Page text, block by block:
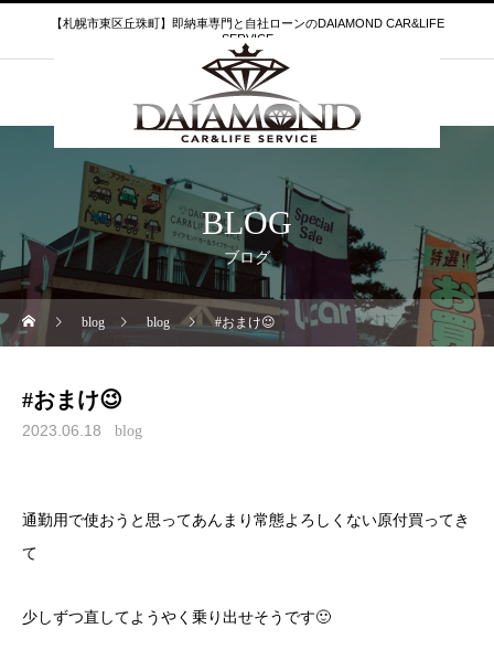
【札幌市東区丘珠町】即納車専門と自社ローンのDAIAMOND CAR&LIFE
SERVICE
BLOG
ブログ
blog blog #おまけ😉
#おまけ😉
2023.06.18 blog
通勤用で使おうと思ってあんまり常態よろしくない原付買ってき
て
少しずつ直してようやく乗り出せそうです🙂